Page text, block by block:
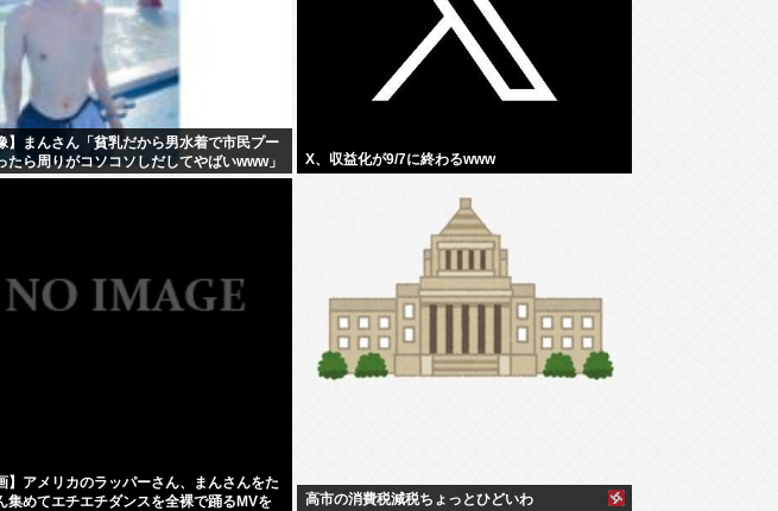
】まんさん「貧乳だから男水着で市民プー
たら周りがコソコソしだしてやばいwww」
ね
X、収益化が9/7に終わるwww
】アメリカのラッパーさん、まんさんをた
集めてエチエチダンスを全裸で踊るMVを
高市の消費税減税ちょっとひどいわ